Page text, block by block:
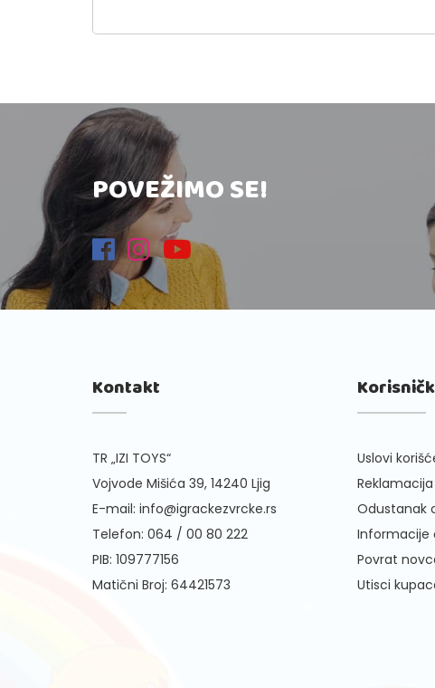
POVEŽIMO SE!
Kontakt
TR „IZI TOYS“
Vojvode Mišića 39, 14240 Ljig
E-mail: info@igrackezvrcke.rs
Telefon: 064 / 00 80 222
PIB: 109777156
Matični Broj: 64421573
Uslovi
Reklamacija
Odustanak
Informacije
Povrat
Utisci